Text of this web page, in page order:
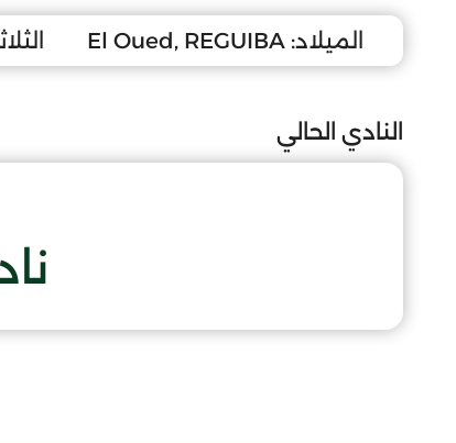
الميلاد: El Oued, REGUIBA الثلاثاء 13
النادي الحالي